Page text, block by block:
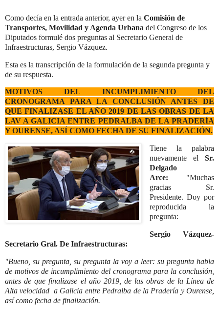
Como decía en la entrada anterior, ayeren la Comisión de
Transportes, Movilidad y Agenda Urbana del Congreso de los
Diputados formulé dos preguntas al Secretario General de
Infraestructuras, Sergio Vázquez.
Esta es la transcripción de la formulación de la segunda pregunta y
de su respuesta.
MOTIVOS DEL INCUMPLIMIENTO DEL
CRONOGRAMA PARA LA CONCLUSIÓN ANTES DE
QUE FINALIZASE EL AÑO 2019 DE LAS OBRAS DE LA
LAV A GALICIA ENTRE PEDRALBA DE LA PRADERÍA
Y OURENSE, ASÍ COMO FECHA DE SU FINALIZACIÓN.
Tiene la palabra
nuevamente el Sr.
Delgado
Arce: "Muchas
gracias Sr.
Presidente. Doy por
reproducida la
pregunta:
Sergio Vázquez-
Secretario Gral. De Infraestructuras:
"Bueno, su pregunta, su pregunta la voy a leer: su pregunta habla
de motivos de incumplimiento del cronograma para la conclusión,
antes de que finalizase el año 2019, de las obras de la Línea de
Alta velocidad a Galicia entre Pedralba de la Pradería y Ourense,
así como fecha de finalización.